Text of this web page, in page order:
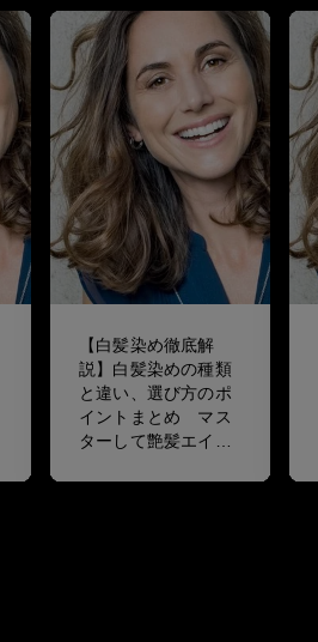
【白髪染め徹底解
説】白髪染めの種類
と違い、選び方のポ
イントまとめ マス
ターして艶髪エイジ